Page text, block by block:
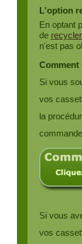
L'option
En optant
de
n'est pas
Comment
Si vous
vos
la
Si vous
vos